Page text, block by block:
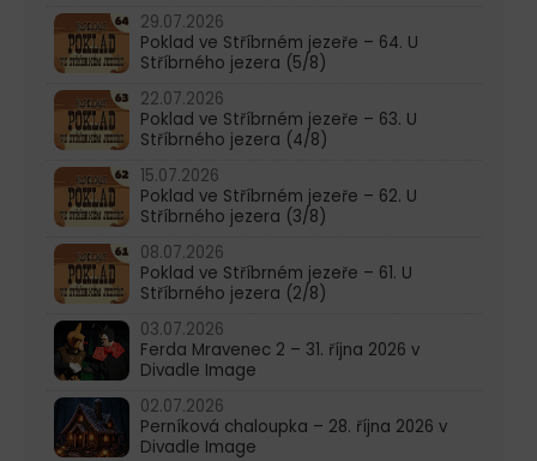
29.07.2026
Poklad ve Stříbrném jezeře – 64. U
Stříbrného jezera (5/8)
22.07.2026
Poklad ve Stříbrném jezeře – 63. U
Stříbrného jezera (4/8)
15.07.2026
Poklad ve Stříbrném jezeře – 62. U
Stříbrného jezera (3/8)
08.07.2026
Poklad ve Stříbrném jezeře – 61. U
Stříbrného jezera (2/8)
03.07.2026
Ferda Mravenec 2 – 31. října 2026 v
Divadle Image
02.07.2026
Perníková chaloupka – 28. října 2026 v
Divadle Image